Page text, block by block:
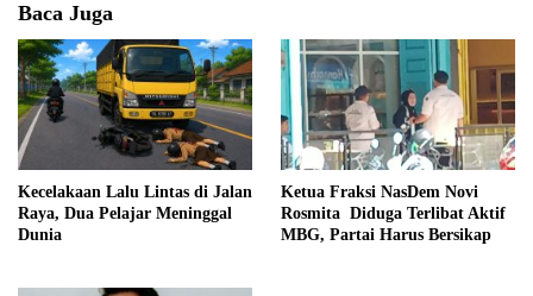
Baca Juga
Kecelakaan Lalu Lintas di Jalan
Raya, Dua Pelajar Meninggal
Dunia
Ketua Fraksi NasDem Novi
Rosmita Diduga Terlibat Aktif
MBG, Partai Harus Bersikap